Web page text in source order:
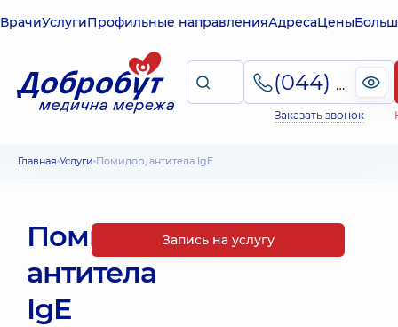
ВрачиУслугиПрофильные направленияАдресаЦены
(044) 495-2-888
Заказать звонок
Главная Услуги Помидор, антитела IgE
Помидор,
антитела
IgE
Запись на услугу